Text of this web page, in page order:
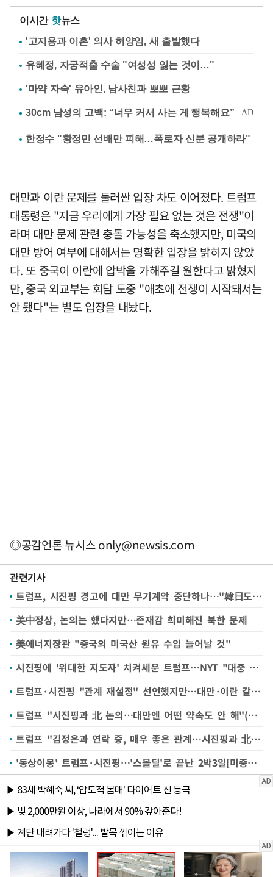
이시간 핫뉴스
'고지용과 이혼' 의사 허양임, 새 출발했다
유혜정, 자궁적출 수술 "여성성 잃는 것이…"
'마약 자숙' 유아인, 남사친과 뽀뽀 근황
한정수 "황정민 선배만 피해…폭로자 신분 공개하라"
대만과 이란 문제를 둘러싼 입장 차도 이어졌다. 트럼프
대통령은 "지금 우리에게 가장 필요 없는 것은 전쟁"이
라며 대만 문제 관련 충돌 가능성을 축소했지만, 미국의
대만 방어 여부에 대해서는 명확한 입장을 밝히지 않았
다. 또 중국이 이란에 압박을 가해주길 원한다고 밝혔지
만, 중국 외교부는 회담 도중 "애초에 전쟁이 시작돼서는
안 됐다"는 별도 입장을 내놨다.
◎공감언론 뉴시스only@newsis.com
관련기사
트럼프, 시진핑 경고에 대만 무기계악 중단하나…"韓日도 불안케해"
美中정상, 논의는 했다지만…존재감 희미해진 북한 문제
美에너지장관 "중국의 미국산 원유 수입 늘어날 것"
시진핑에 '위대한 지도자' 치켜세운 트럼프…NYT "대중 강경노선서 후퇴"
트럼프·시진핑 "관계 재설정" 선언했지만…대만·이란 갈등은 여전
트럼프 "시진핑과 北 논의…대만엔 어떤 약속도 안 해"(종합2보)
트럼프 "김정은과 연락 중, 매우 좋은 관계…시진핑과 北 문제도 논의"
'동상이몽' 트럼프·시진핑…'스몰딜'로 끝난 2박3일[미중정상회담]